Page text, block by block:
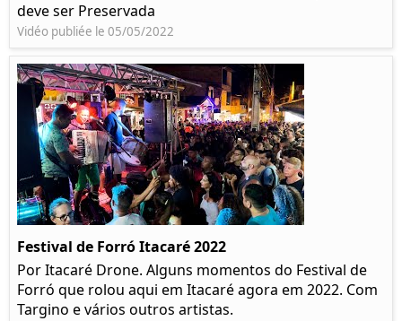
deve ser Preservada
Vidéo publiée le 05/05/2022
Festival de Forró Itacaré 2022
Por Itacaré Drone. Alguns momentos do Festival de
Forró que rolou aqui em Itacaré agora em 2022. Com
Targino e vários outros artistas.